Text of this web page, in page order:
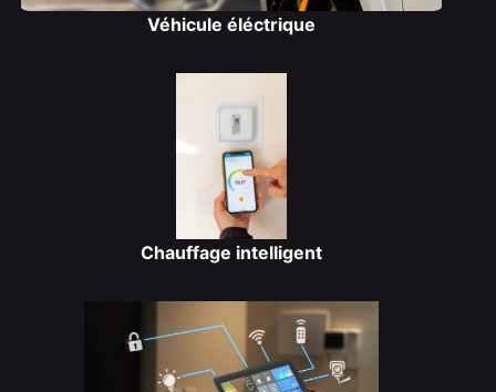
Véhicule éléctrique
Chauffage intelligent